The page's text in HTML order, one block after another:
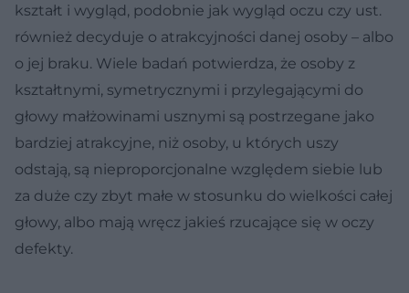
kształt i wygląd, podobnie jak wygląd oczu czy ust.
również decyduje o atrakcyjności danej osoby – albo
o jej braku. Wiele badań potwierdza, że osoby z
kształtnymi, symetrycznymi i przylegającymi do
głowy małżowinami usznymi są postrzegane jako
bardziej atrakcyjne, niż osoby, u których uszy
odstają, są nieproporcjonalne względem siebie lub
za duże czy zbyt małe w stosunku do wielkości całej
głowy, albo mają wręcz jakieś rzucające się w oczy
defekty.